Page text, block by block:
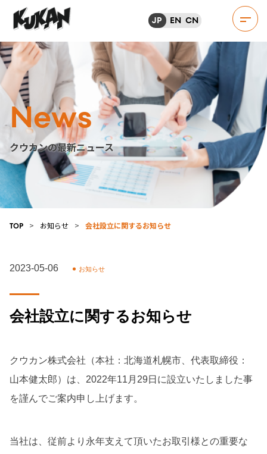
JP EN CN
News
クウカンの最新ニュース
TOP > お知らせ > 会社設立に関するお知らせ
2023-05-06 お知らせ
会社設立に関するお知らせ
クウカン株式会社（本社：北海道札幌市、代表取締役：
山本健太郎）は、2022年11月29日に設立いたしました事
を謹んでご案内申し上げます。
当社は、従前より永年支えて頂いたお取引様との重要な